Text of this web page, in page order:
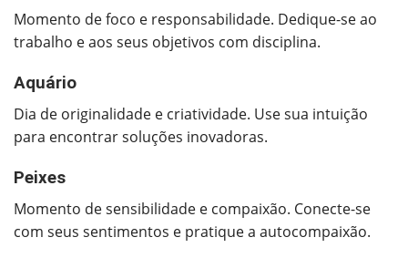
Momento de foco e responsabilidade. Dedique-se ao
trabalho e aos seus objetivos com disciplina.
Aquário
Dia de originalidade e criatividade. Use sua intuição
para encontrar soluções inovadoras.
Peixes
Momento de sensibilidade e compaixão. Conecte-se
com seus sentimentos e pratique a autocompaixão.